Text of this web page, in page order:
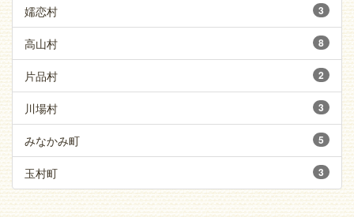
嬬恋村 3
高山村 8
片品村 2
川場村 3
みなかみ町 5
玉村町 3